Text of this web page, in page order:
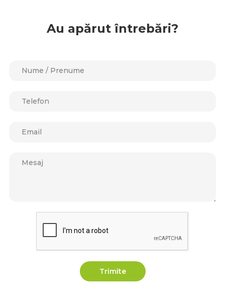
Au apărut întrebări?
Trimite